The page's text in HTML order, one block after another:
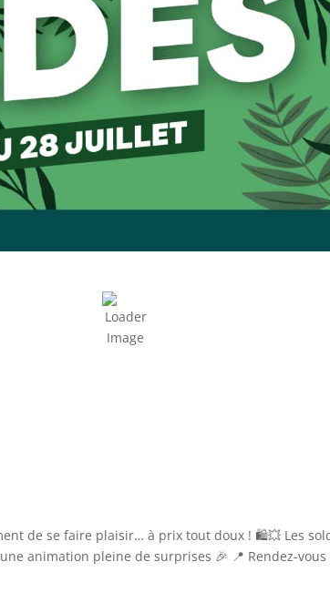
de se faire plaisir… à prix tout doux ! 🛍️💥 Les
animation pleine de surprises 🎉 📍 Rendez-vous